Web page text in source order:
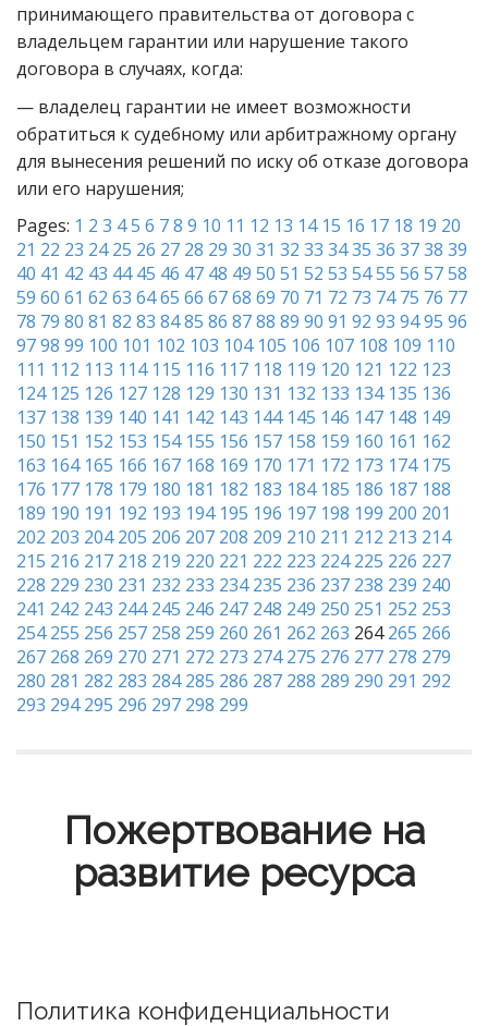
принимающего правительства от договора с
владельцем гарантии или нарушение такого
договора в случаях, когда:
— владелец гарантии не имеет возможности
обратиться к судебному или арбитражному органу
для вынесения решений по иску об отказе договора
или его нарушения;
Pages: 1 2 3 45 6 78 9 10 11 12 13 14 15 16 17 18 19 20
21 22 23 24 25 26 27 28 29 30 31 32 33 3435 36 3738 39
40 41 42 43 44 45 46 47 48 49 50 51 52 53 5455 56 5758
59 60 61 62 63 6465 66 6768 69 70 71 72 73 74 75 76 77
78 79 80 81 82 83 8485 86 8788 89 90 91 92 93 9495 96
9798 99 100 101 102 103 104 105 106 107 108 109 110
111 112 113 114 115 116 117 118 119 120 121 122 123
124 125 126 127 128 129 130 131 132 133 134 135 136
137 138 139 140 141 142 143 144 145 146 147 148 149
150 151 152 153 154 155 156 157 158 159 160 161 162
163 164 165 166 167 168 169 170 171 172 173 174 175
176 177 178 179 180 181 182 183 184 185 186 187 188
189 190 191 192 193 194 195 196 197 198 199 200 201
202 203 204 205 206 207 208 209 210 211 212 213 214
215 216 217 218 219 220 221 222 223 224 225 226 227
228 229 230 231 232 233 234 235 236 237 238 239 240
241 242 243 244 245 246 247 248 249 250 251 252 253
254 255 256 257 258 259 260 261 262 263 264 265 266
267 268 269 270 271 272 273 274 275 276 277 278 279
280 281 282 283 284 285 286 287 288 289 290 291 292
293 294 295 296 297 298 299
Пожертвование на
развитие ресурса
Политика конфиденциальности